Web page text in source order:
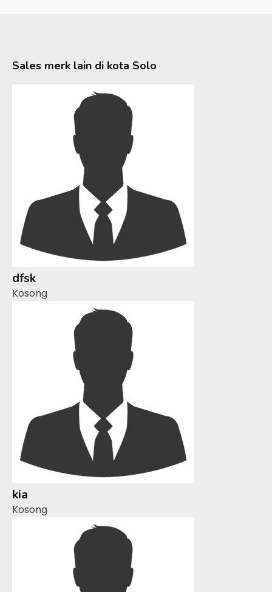
Sales merk lain di kota Solo
dfsk
Kosong
kia
Kosong